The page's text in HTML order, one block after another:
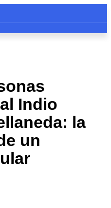
Indio
la
un